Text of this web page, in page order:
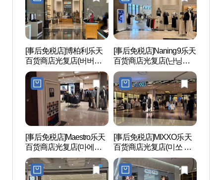
[事后免税店]博柏利乐天
百货商店光复店(버버리
롯데백화점 광복점)
[事后免税店]Naning9乐天
百货商店光复店(난닝구
롯데백화점 광복점)
[事后免税店]Maestro乐天
百货商店光复店(마에스
트로 롯데백화점 광복점)
[事后免税店]MIXXO乐天
百货商店光复店(미쏘 롯
데백화점 광복점)